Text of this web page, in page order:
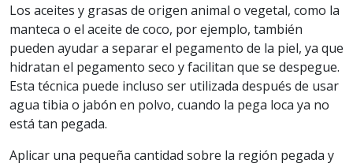
Los aceites y grasas de origen animal o vegetal, como la
manteca o el aceite de coco, por ejemplo, también
pueden ayudar a separar el pegamento de la piel, ya que
hidratan el pegamento seco y facilitan que se despegue.
Esta técnica puede incluso ser utilizada después de usar
agua tibia o jabón en polvo, cuando la pega loca ya no
está tan pegada.
Aplicar una pequeña cantidad sobre la región pegada y